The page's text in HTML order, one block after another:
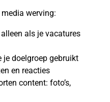
werving:
als je vacatures
je doelgroep gebruikt
en reacties
content: foto’s,